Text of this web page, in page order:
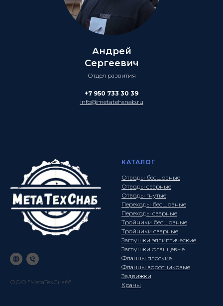
Андрей
Сергеевич
Отдел развития
+7 950 733 30 39
info@metatehsnab.ru
ООО "МетаТехСнаб"
КАТАЛОГ
Отводы бесшовные
Отводы сварные
Отводы гнутые
Переходы бесшовные
Переходы сварные
Тройники бесшовные
Тройники сварные
Заглушки эллиптические
Заглушки фланцевые
Фланцы плоские
Фланцы воротниковые
Задвижки
Краны